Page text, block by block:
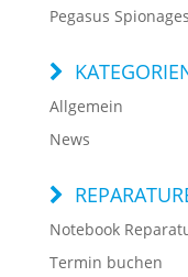
Pegasus
Allgemein
News
Notebook
Termin buchen